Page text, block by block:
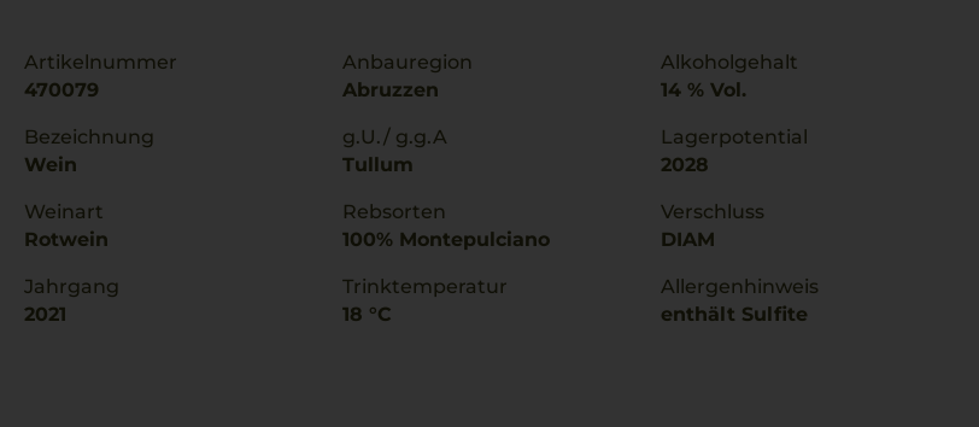
Artikelnummer
470079
Bezeichnung
Wein
Weinart
Rotwein
Jahrgang
2021
Anbauregion
Abruzzen
g.U./ g.g.A
Tullum
Rebsorten
100% Montepulciano
Trinktemperatur
18 °C
Alkoholgehalt
14 % Vol.
Lagerpotential
2028
Verschluss
DIAM
Allergenhinweis
enthält Sulfite